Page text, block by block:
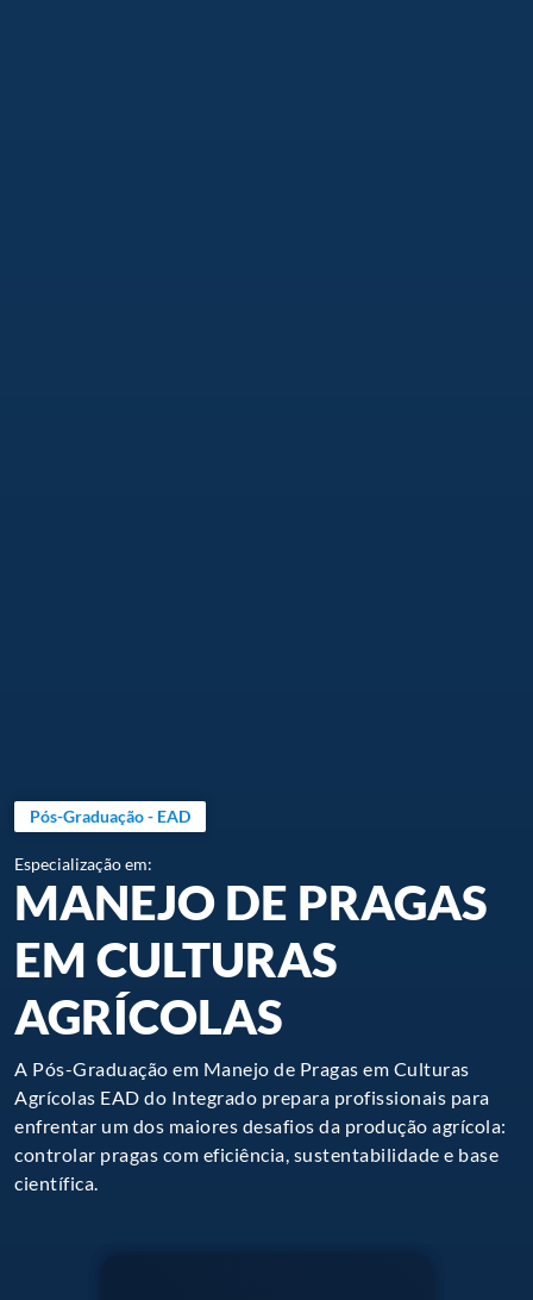
Pós-Graduação - EAD
Especialização em:
MANEJO DE PRAGAS
EM CULTURAS
AGRÍCOLAS
A Pós-Graduação em Manejo de Pragas em Culturas
Agrícolas EAD do Integrado prepara profissionais para
enfrentar um dos maiores desafios da produção agrícola:
controlar pragas com eficiência, sustentabilidade e base
científica.